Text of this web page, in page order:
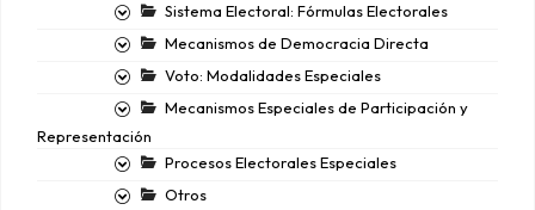
Sistema Electoral: Fórmulas Electorales
Mecanismos de Democracia Directa
Voto: Modalidades Especiales
Mecanismos Especiales de Participación y
Representación
Procesos Electorales Especiales
Otros